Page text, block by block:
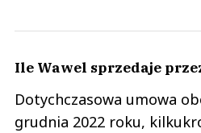
Ile Wawel sprzedaje
Dotychczasowa umowa
grudnia 2022 roku,